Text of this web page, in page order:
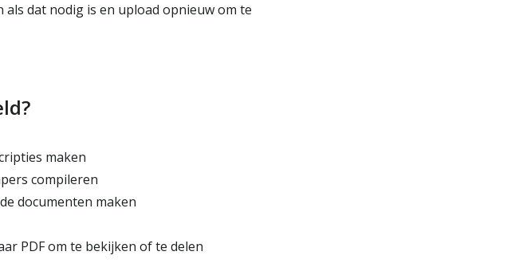
dat nodig is en upload opnieuw om te
maken
compileren
documenten maken
PDF om te bekijken of te delen